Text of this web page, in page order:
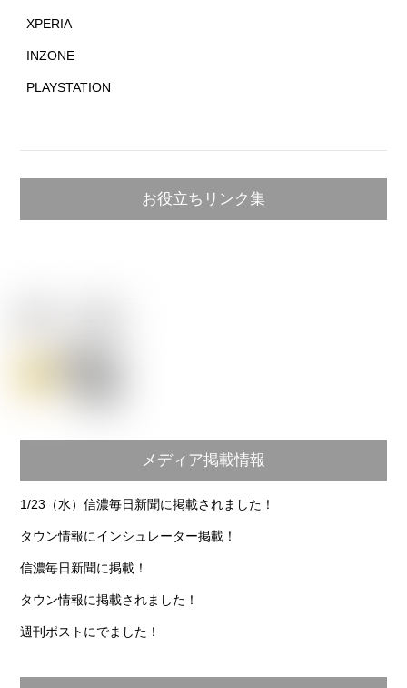
XPERIA
INZONE
PLAYSTATION
お役立ちリンク集
メディア掲載情報
1/23（水）信濃毎日新聞に掲載されました！
タウン情報にインシュレーター掲載！
信濃毎日新聞に掲載！
タウン情報に掲載されました！
週刊ポストにでました！